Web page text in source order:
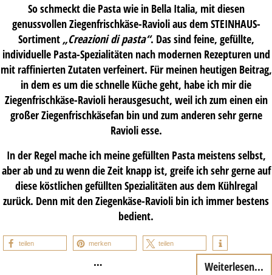
So schmeckt die Pasta wie in Bella Italia, mit diesen
genussvollen Ziegenfrischkäse-Ravioli aus dem STEINHAUS-
Sortiment „Creazioni di pasta“. Das sind feine, gefüllte,
individuelle Pasta-Spezialitäten nach modernen Rezepturen und
mit raffinierten Zutaten verfeinert. Für meinen heutigen Beitrag,
in dem es um die schnelle Küche geht, habe ich mir die
Ziegenfrischkäse-Ravioli herausgesucht, weil ich zum einen ein
großer Ziegenfrischkäsefan bin und zum anderen sehr gerne
Ravioli esse.
In der Regel mache ich meine gefüllten Pasta meistens selbst,
aber ab und zu wenn die Zeit knapp ist, greife ich sehr gerne auf
diese köstlichen gefüllten Spezialitäten aus dem Kühlregal
zurück. Denn mit den Ziegenkäse-Ravioli bin ich immer bestens
bedient.
teilen merken teilen
… Weiterlesen...